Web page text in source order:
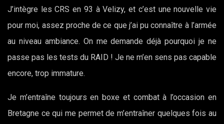
J’intègre les CRS en 93 à Velizy, et c’est une nouvelle vie
pour moi, assez proche de ce que j’ai pu connaître à l’armée
au niveau ambiance. On me demande déjà pourquoi je ne
passe pas les tests du RAID ! Je ne m’en sens pas capable
encore, trop immature.
Je m’entraîne toujours en boxe et combat à l’occasion en
Bretagne ce qui me permet de m’entraîner quelques fois au